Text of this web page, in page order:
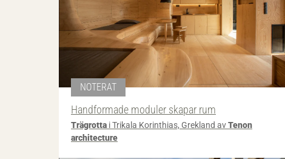
NOTERAT
Handformade moduler skapar rum
Trägrotta i Trikala Korinthias, Grekland avTenon
architecture